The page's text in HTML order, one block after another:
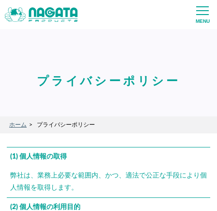
プライバシーポリシー
ホーム プライバシーポリシー
(1) 個人情報の取得
弊社は、業務上必要な範囲内、かつ、適法で公正な手段により個
人情報を取得します。
(2) 個人情報の利用目的